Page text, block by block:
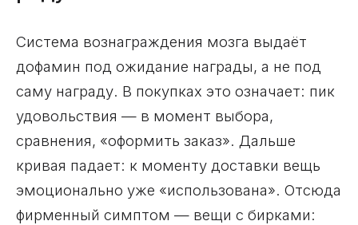
Система вознаграждения мозга выдаёт
дофамин под ожидание награды, а не под
саму награду. В покупках это означает: пик
удовольствия — в момент выбора,
сравнения, «оформить заказ». Дальше
кривая падает: к моменту доставки вещь
эмоционально уже «использована». Отсюда
фирменный симптом — вещи с бирками: